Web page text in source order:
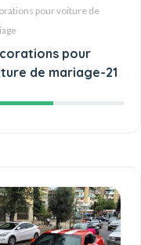
pour voiture de
pour
de mariage-21